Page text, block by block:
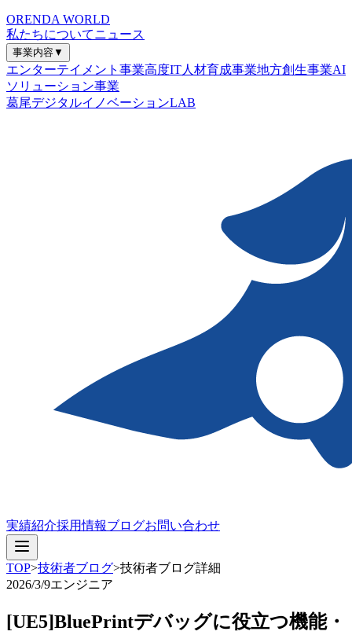
ORENDA WORLD
私たちについてニュース
事業内容▼
エンターテイメント事業高度IT人材育成事業地方創生事業AI
ソリューション事業
葛尾デジタルイノベーションLAB
実績紹介採用情報ブログお問い合わせ
TOP>技術者ブログ>技術者ブログ詳細
2026/3/9エンジニア
[UE5]BluePrintデバッグに役立つ機能・